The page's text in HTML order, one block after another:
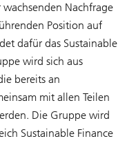
Nachfrage
Position auf
dafür das Sustainable
wird sich aus
bereits an
mit allen Teilen
Die Gruppe wird
Sustainable Finance